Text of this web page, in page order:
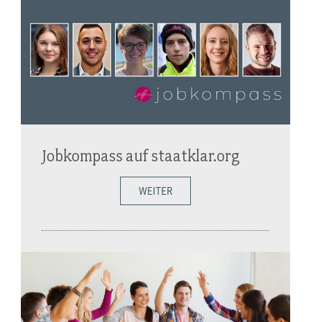
Jobkompass auf staatklar.org
WEITER